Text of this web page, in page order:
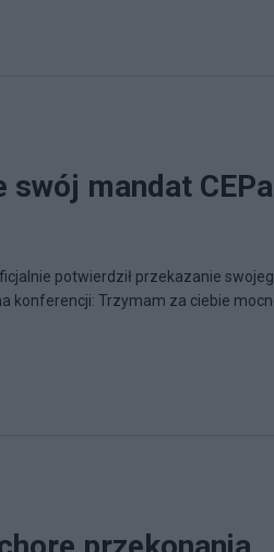
mandat CEPa
potwierdził przekazanie
konferencji: Trzymam za ciebie